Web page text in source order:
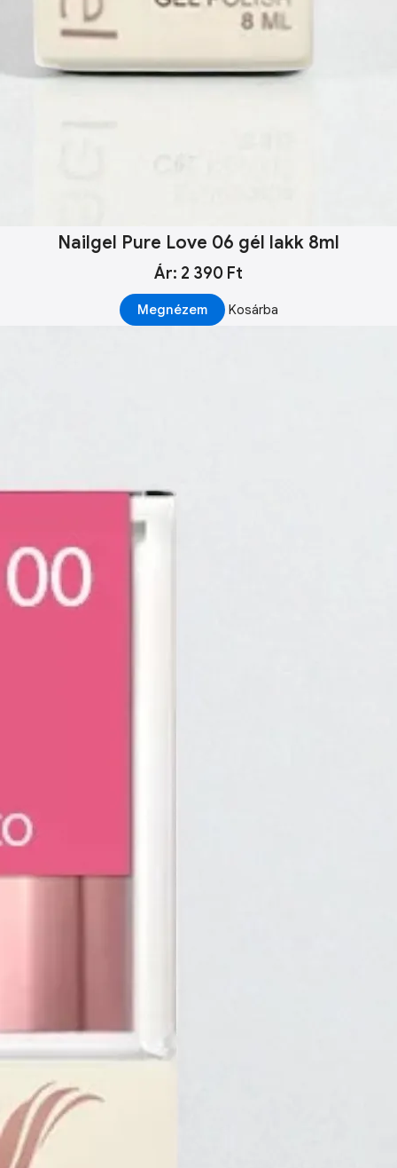
Nailgel Pure Love 06 gél lakk 8ml
Ár: 2 390 Ft
Megnézem Kosárba